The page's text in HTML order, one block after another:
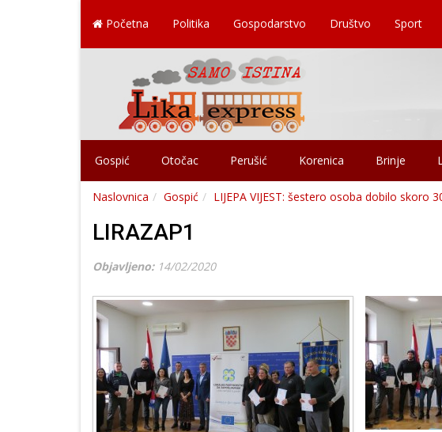
Početna Politika Gospodarstvo Društvo Sport
Gospić Otočac Perušić Korenica Brinje
Naslovnica Gospić LIJEPA VIJEST: šestero osoba dobilo
LIRAZAP1
Objavljeno: 14/02/2020